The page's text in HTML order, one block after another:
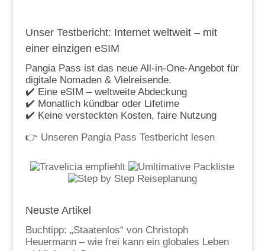
Unser Testbericht: Internet weltweit – mit
einer einzigen eSIM
Pangia Pass ist das neue All-in-One-Angebot für
digitale Nomaden & Vielreisende.
✔️ Eine eSIM – weltweite Abdeckung
✔️ Monatlich kündbar oder Lifetime
✔️ Keine versteckten Kosten, faire Nutzung
👉 Unseren Pangia Pass Testbericht lesen
Neuste Artikel
Buchtipp: „Staatenlos“ von Christoph
Heuermann – wie frei kann ein globales Leben